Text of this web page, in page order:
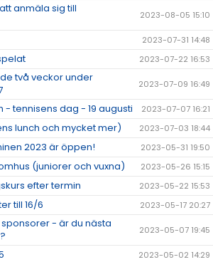
anmäla sig till
2023-08-05 15:10
2023-07-31 14:48
2023-07-22 16:53
två veckor under
2023-07-09 16:49
tennisens dag - 19 augusti 2023-07-07 16:21
lunch och mycket mer) 2023-07-03 18:44
2023 är öppen! 2023-05-31 19:50
(juniorer och vuxna) 2023-05-26 15:15
efter termin 2023-05-22 15:53
till 16/6 2023-05-17 20:27
- är du nästa
2023-05-07 19:45
2023-05-02 14:29